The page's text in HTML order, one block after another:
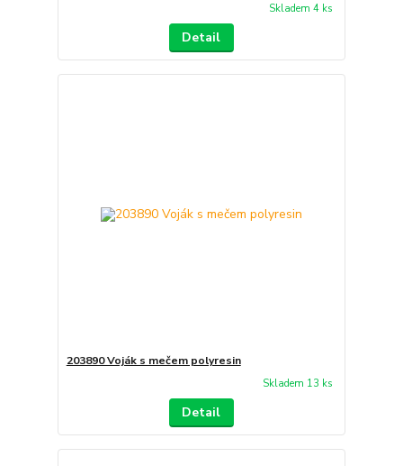
Skladem 4 ks
Detail
203890 Voják s mečem polyresin
Skladem 13 ks
Detail